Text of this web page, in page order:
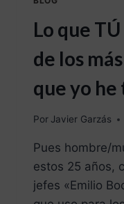
Lo que
de los
que yo
Por Javier Garzás
Pues hombre/
estos 25 años,
jefes «Emilio